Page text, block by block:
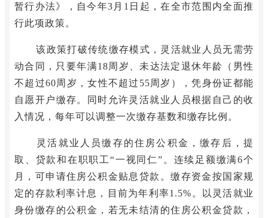
暂行办法》，自今年3月1日起，在全市范围内全面推
行此项政策。
该政策打破传统缴存模式，灵活就业人员无需劳
动合同，只要年满18周岁、未达法定退休年龄（男性
不超过60周岁，女性不超过55周岁），凭身份证都能
自愿开户缴存。同时允许灵活就业人员根据自己的收
入情况，每年可以调整一次缴存基数和缴存比例。
灵活就业人员缴存的住房公积金，缴存后，提
取、贷款和在职职工“一视同仁”。连续足额缴满6个
月，可申请住房公积金贴息贷款。缴存资金按国家规
定的存款利率计息，目前为年利率1.5%。以灵活就业
身份缴存的公积金，若无未结清的住房公积金贷款，